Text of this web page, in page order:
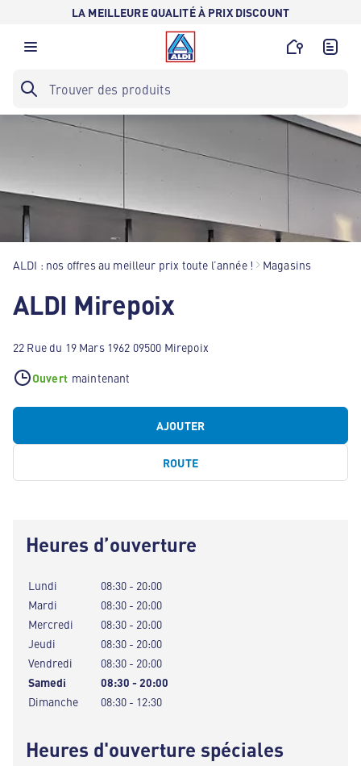
LA MEILLEURE QUALITÉ À PRIX DISCOUNT
ALDI : nos offres au meilleur prix toute l’année ! Magasins
ALDI Mirepoix
22 Rue du 19 Mars 1962 09500 Mirepoix
Ouvert maintenant
AJOUTER
ROUTE
Heures d’ouverture
Lundi
08:30 - 20:00
Mardi
08:30 - 20:00
Mercredi
08:30 - 20:00
Jeudi
08:30 - 20:00
Vendredi
08:30 - 20:00
Samedi
08:30 - 20:00
Dimanche
08:30 - 12:30
Heures d'ouverture spéciales